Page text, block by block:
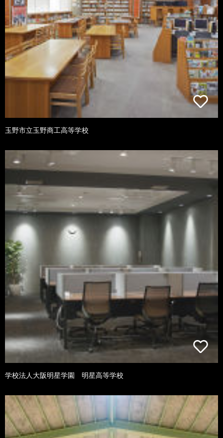
玉野市立玉野商工高等学校
学校法人大阪明星学園 明星高等学校